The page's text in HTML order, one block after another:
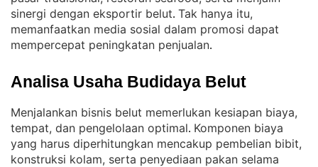
sinergi dengan eksportir belut. Tak hanya itu,
memanfaatkan media sosial dalam promosi dapat
mempercepat peningkatan penjualan.
Analisa Usaha Budidaya Belut
Menjalankan bisnis belut memerlukan kesiapan biaya,
tempat, dan pengelolaan optimal. Komponen biaya
yang harus diperhitungkan mencakup pembelian bibit,
konstruksi kolam, serta penyediaan pakan selama